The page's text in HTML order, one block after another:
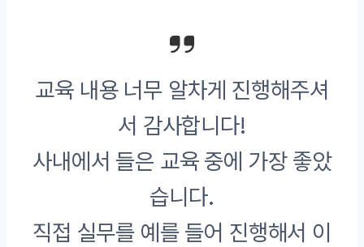
교육 내용 너무 알차게 진행해주셔
서 감사합니다!
사내에서 들은 교육 중에 가장 좋았
습니다.
직접 실무를 예를 들어 진행해서 이